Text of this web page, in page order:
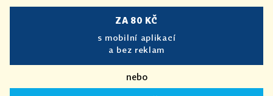
ZA 80 KČ
s mobilní aplikací
a bez reklam
nebo